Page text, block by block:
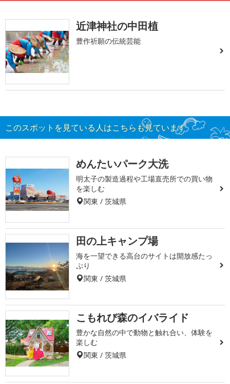
近津神社の中田植
豊作祈願の伝統芸能
このスポットを見ている人はこちらも見ています
めんたいパーク大洗
明太子の製造過程や工場直売所での買い物
を楽しむ
関東 / 茨城県
田の上キャンプ場
海を一望できる高台のサイトは開放感たっ
ぷり
関東 / 茨城県
こもれび森のイバライド
豊かな自然の中で動物と触れ合い、体験を
楽しむ
関東 / 茨城県